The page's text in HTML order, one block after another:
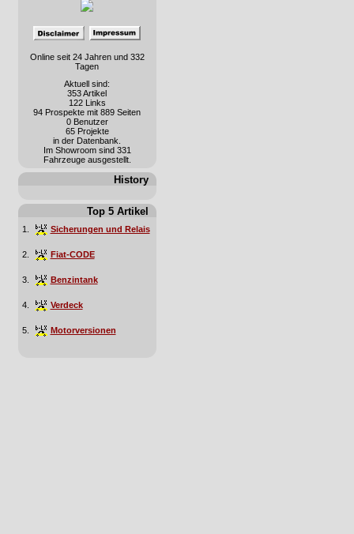
Online seit 24 Jahren und 332
Tagen
Aktuell sind:
353 Artikel
122 Links
94 Prospekte mit 889 Seiten
0 Benutzer
65 Projekte
in der Datenbank.
Im Showroom sind 331
Fahrzeuge ausgestellt.
History
Top 5 Artikel
1. Sicherungen und Relais
2. Fiat-CODE
3. Benzintank
4. Verdeck
5. Motorversionen